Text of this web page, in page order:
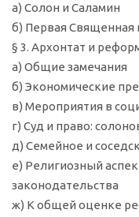
а) Солон и Саламин
б) Первая
§ 3. Архонтат и
а) Общие замечания
б) Экономические
в) Мероприятия в
г) Суд и право:
д) Семейное и
е) Религиозный
законодательства
ж) К общей оценке